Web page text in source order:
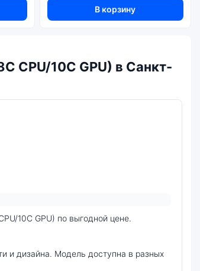
В корзину
CPU/10C GPU) в Санкт-